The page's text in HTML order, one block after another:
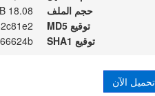
حجم الملف
18.08 MB
توقيع MD5
توقيع SHA1
تحميل الآن